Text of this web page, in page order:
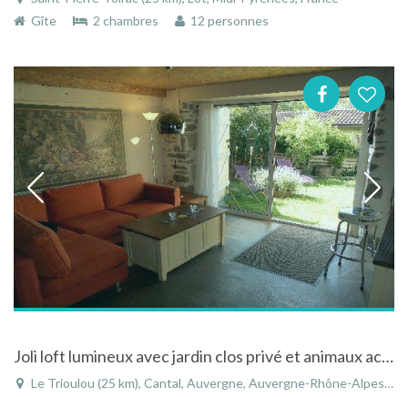
Gîte
2 chambres 12 personnes
Joli loft lumineux avec jardin clos privé et animaux acceptés au Trioulou dans le Cantal en Auvergne
Le Trioulou (25 km), Cantal, Auvergne, Auvergne-Rhône-Alpes, France